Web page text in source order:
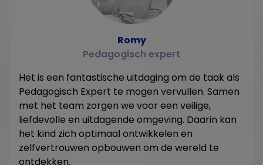
Romy
Pedagogisch expert
Het is een fantastische uitdaging om de taak als
Pedagogisch Expert te mogen vervullen. Samen
met het team zorgen we voor een veilige,
liefdevolle en uitdagende omgeving. Daarin kan
het kind zich optimaal ontwikkelen en
zelfvertrouwen opbouwen om de wereld te
ontdekken.